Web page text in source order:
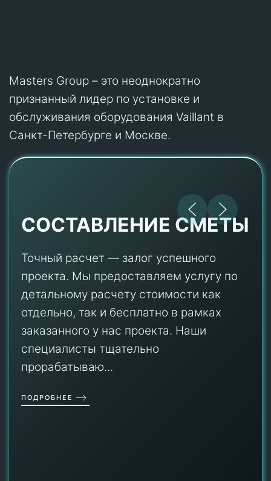
Masters Group – это неоднократно
признанный лидер по установке и
обслуживания оборудования Vaillant в
Санкт-Петербурге и Москве.
СОСТАВЛЕНИЕ СМЕТЫ
Точный расчет — залог успешного
проекта. Мы предоставляем услугу по
детальному расчету стоимости как
отдельно, так и бесплатно в рамках
заказанного у нас проекта. Наши
специалисты тщательно
прорабатываю...
ПОДРОБНЕЕ